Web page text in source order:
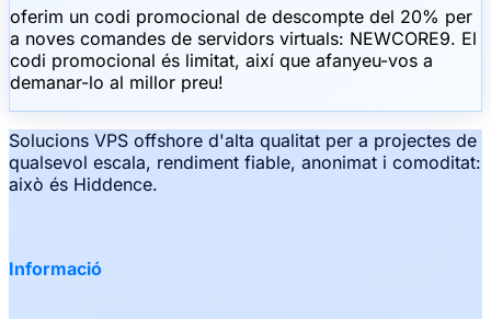
oferim un codi promocional de descompte del 20% per
a noves comandes de servidors virtuals: NEWCORE9. El
codi promocional és limitat, així que afanyeu-vos a
demanar-lo al millor preu!
Solucions VPS offshore d'alta qualitat per a projectes de
qualsevol escala, rendiment fiable, anonimat i comoditat:
això és Hiddence.
Informació